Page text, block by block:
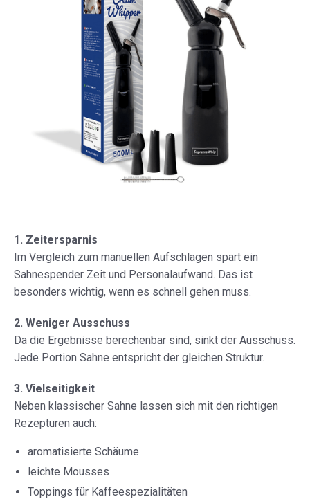
1. Zeitersparnis
Im Vergleich zum manuellen Aufschlagen spart ein
Sahnespender Zeit und Personalaufwand. Das ist
besonders wichtig, wenn es schnell gehen muss.
2. Weniger Ausschuss
Da die Ergebnisse berechenbar sind, sinkt der Ausschuss.
Jede Portion Sahne entspricht der gleichen Struktur.
3. Vielseitigkeit
Neben klassischer Sahne lassen sich mit den richtigen
Rezepturen auch:
aromatisierte Schäume
leichte Mousses
Toppings für Kaffeespezialitäten